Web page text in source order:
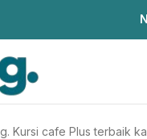
Niceliving. Kursi